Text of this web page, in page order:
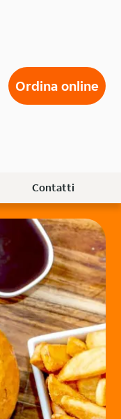
Ordina online
Contatti